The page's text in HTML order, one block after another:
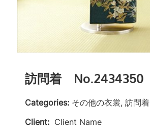
訪問着 No.2434350
Categories: その他の衣裳, 訪問着
Client: Client Name